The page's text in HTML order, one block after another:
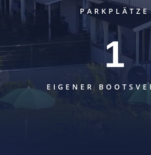
PARKPLÄTZE
1
EIGENER